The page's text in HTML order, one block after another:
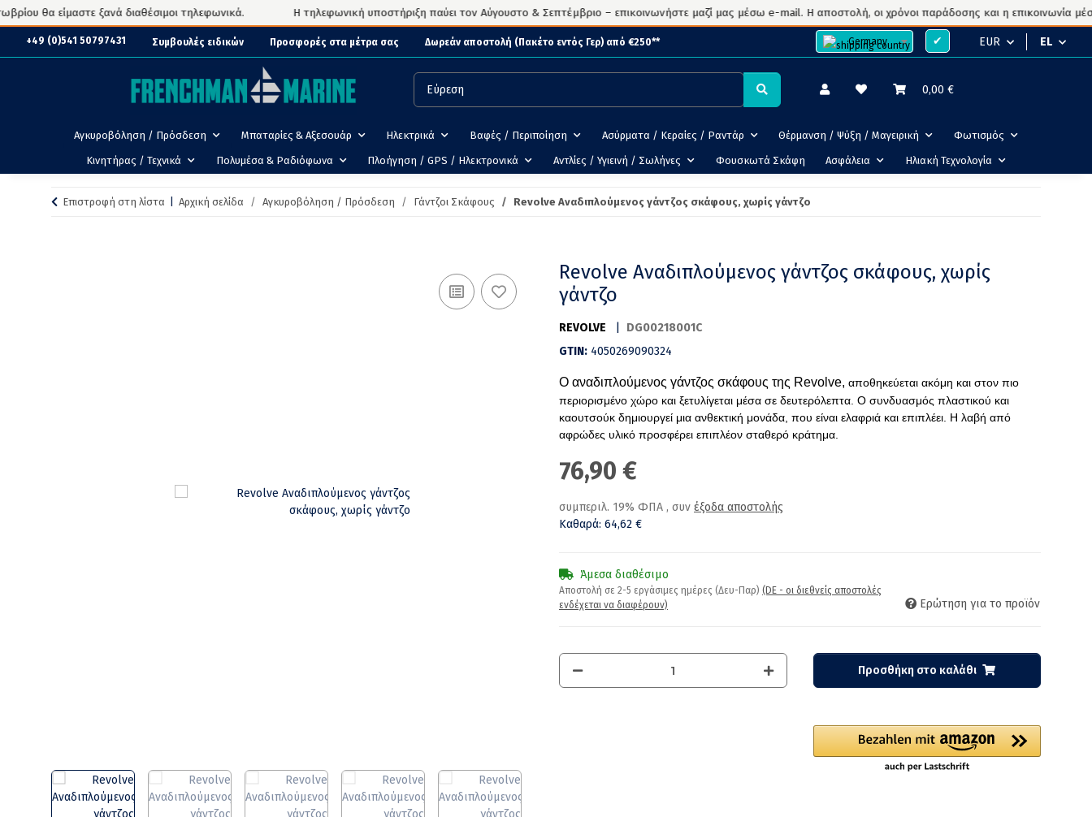
θα είμαστε ξανά διαθέσιμοι τηλεφωνικά. Η τηλεφωνική υποστήριξη παύει τον Αύγουστο & Σεπτέμβριο – επικοινωνήστε μαζί μας μέσω e-mail. Η αποστολή, οι χρόνοι παράδοσης και η επικοινωνία
+49 (0)541 50797431 Συμβουλές ειδικών Προσφορές στα μέτρα σας Δωρεάν αποστολή (Πακέτο εντός Γερ) από €250** Germany ✔ EUR EL
0,00 €
Αγκυροβόληση / Πρόσδεση Μπαταρίες & Αξεσουάρ Ηλεκτρικά Βαφές / Περιποίηση Ασύρματα / Κεραίες / Ραντάρ Θέρμανση / Ψύξη / Μαγειρική Φωτισμός
Κινητήρας / Τεχνικά Πολυμέσα & Ραδιόφωνα Πλοήγηση / GPS / Ηλεκτρονικά Αντλίες / Υγιεινή / Σωλήνες Φουσκωτά Σκάφη Ασφάλεια Ηλιακή Τεχνολογία
Επιστροφή στη λίστα Αρχική σελίδα Αγκυροβόληση / Πρόσδεση Γάντζοι Σκάφους Revolve Αναδιπλούμενος γάντζος σκάφους, χωρίς γάντζο
Revolve Αναδιπλούμενος γάντζος σκάφους, χωρίς
γάντζο
REVOLVE
DG00218001C
GTIN: 4050269090324
Ο αναδιπλούμενος γάντζος σκάφους της Revolve, αποθηκεύεται ακόμη και στον πιο
περιορισμένο χώρο και ξετυλίγεται μέσα σε δευτερόλεπτα. Ο συνδυασμός πλαστικού και
καουτσούκ δημιουργεί μια ανθεκτική μονάδα, που είναι ελαφριά και επιπλέει. Η λαβή από
αφρώδες υλικό προσφέρει επιπλέον σταθερό κράτημα.
76,90 €
συμπεριλ. 19% ΦΠΑ , συν έξοδα αποστολής
Καθαρά: 64,62 €
Άμεσα διαθέσιμο
Αποστολή σε 2-5 εργάσιμες ημέρες (Δευ-Παρ) (DE - οι διεθνείς αποστολές
ενδέχεται να διαφέρουν)
Ερώτηση για το προϊόν
Προσθήκη στο καλάθι